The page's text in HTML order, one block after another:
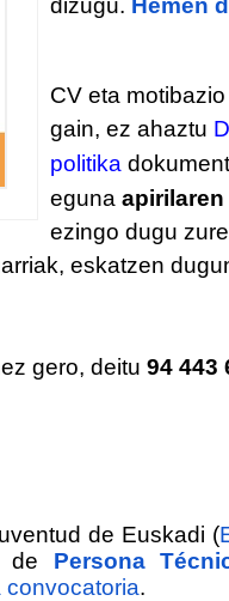
dizugu. Hemen
CV eta
gain, ez ahaztu
politika
eguna
ezingo dugu
eskatzen
gero, deitu 94 443
de Euskadi (
de
Persona
.